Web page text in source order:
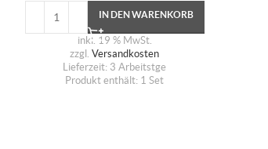
IN DEN WARENKORB
inkl. 19 % MwSt.
zzgl.Versandkosten
Lieferzeit: 3 Arbeitstge
Produkt enthält: 1Set